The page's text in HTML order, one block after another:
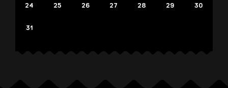
24 25 26 27 28 29 30
31